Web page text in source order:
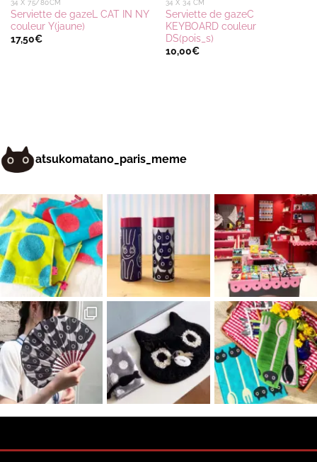
34 X 75/80CM
Serviette de gazeL CAT IN NY
couleur Y(jaune)
17,50€
34 X 34 CM
Serviette de gazeC
KEYBOARD couleur
DS(pois_s)
10,00€
atsukomatano_paris_meme